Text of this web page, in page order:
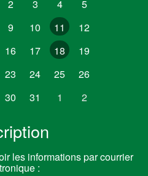
2 3 4
5
9 10 11
12
16 17 18
19
23 24 25
26
30 31 1 2
les informations par courrier
: